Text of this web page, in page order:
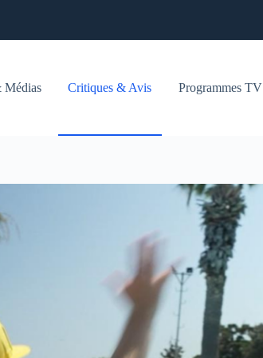
Critiques & Avis Programmes TV